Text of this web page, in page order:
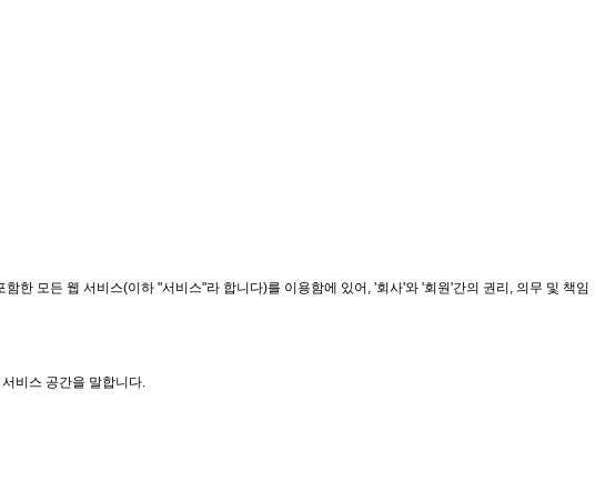
한 모든 웹 서비스(이하 "서비스"라 합니다)를 이용함에 있어, '회사'와 '회원'간의 권리, 의무 및 책임
비스 공간을 말합니다.